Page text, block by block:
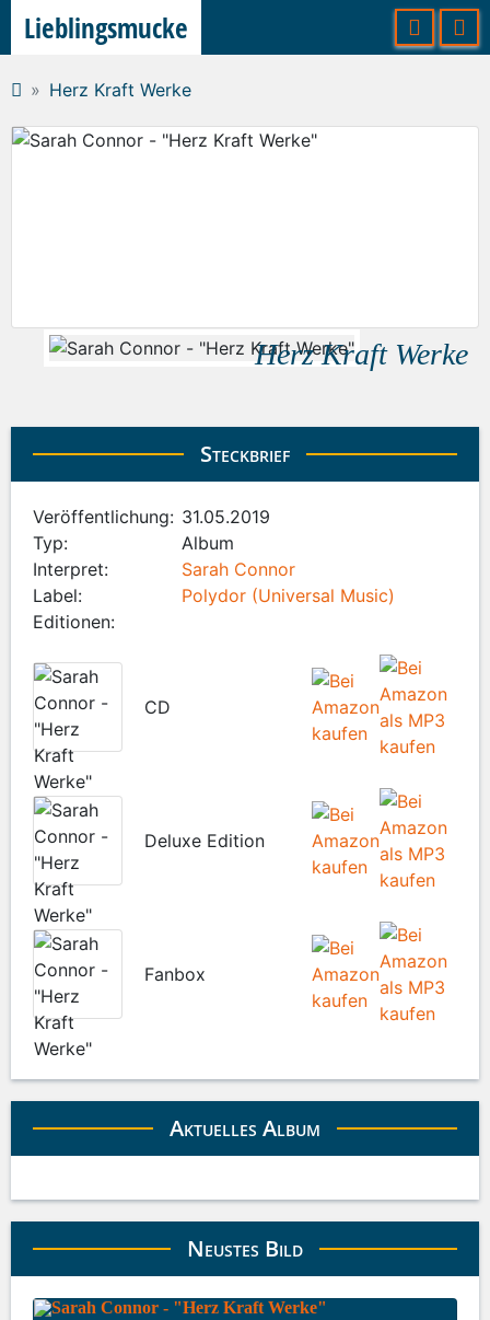
Herz Kraft Werke
Herz Kraft Werke
Steckbrief
Veröffentlichung: 31.05.2019
Typ:
Album
Interpret:
Sarah Connor
Label:
Polydor (Universal Music)
Editionen:
CD
Deluxe Edition
Fanbox
Aktuelles Album
Neustes Bild
Lieblingsmucke